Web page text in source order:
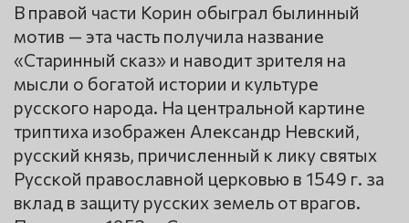
В правой части Корин обыграл былинный
мотив — эта часть получила название
«Старинный сказ» и наводит зрителя на
мысли о богатой истории и культуре
русского народа. На центральной картине
триптиха изображен Александр Невский,
русский князь, причисленный к лику святых
Русской православной церковью в 1549 г. за
вклад в защиту русских земель от врагов.